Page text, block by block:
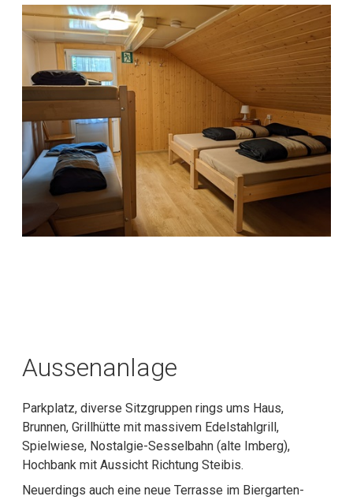
Aussenanlage
Parkplatz, diverse Sitzgruppen rings ums Haus,
Brunnen, Grillhütte mit massivem Edelstahlgrill,
Spielwiese, Nostalgie-Sesselbahn (alte Imberg),
Hochbank mit Aussicht Richtung Steibis.
Neuerdings auch eine neue Terrasse im Biergarten-